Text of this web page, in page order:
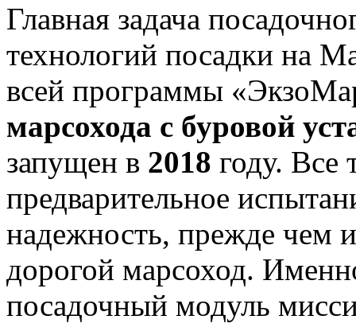
Главная задача
технологий посадки на
всей программы
марсохода с буровой
запущен в 2018 году. Все
предварительное
надежность, прежде чем
дорогой марсоход.
посадочный модуль